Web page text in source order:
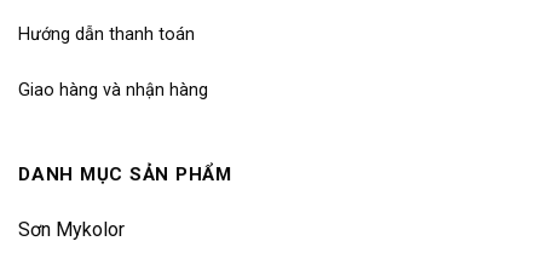
Hướng dẫn thanh toán
Giao hàng và nhận hàng
DANH MỤC SẢN PHẨM
Sơn Mykolor